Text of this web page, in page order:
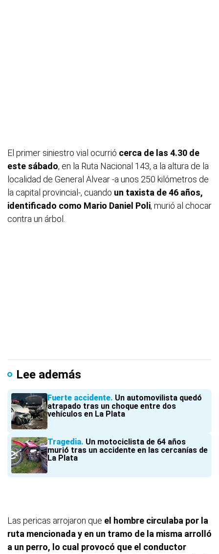
El primer siniestro vial ocurrió cerca de las 4.30 de
este sábado, en la Ruta Nacional 143, a la altura de la
localidad de General Alvear -a unos 250 kilómetros de
la capital provincial-, cuando un taxista de 46 años,
identificado como Mario Daniel Poli, murió al chocar
contra un árbol.
Lee además
Fuerte accidente Un automovilista quedó
atrapado tras un choque entre dos
vehículos en La Plata
Tragedia Un motociclista de 64 años
murió tras un accidente en las cercanías de
La Plata
Las pericas arrojaron que el hombre circulaba por la
ruta mencionada y en un tramo de la misma arrolló
a un perro, lo cual provocó que el conductor